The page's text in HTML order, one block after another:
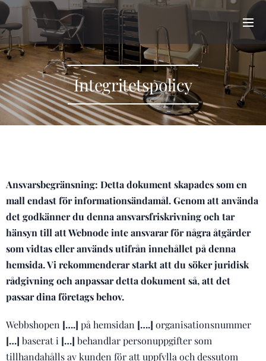
Integritetspolicy
Ansvarsbegränsning: Detta dokument skapades som en
mall endast för informationsändamål. Genom att använda
det godkänner du denna ansvarsfriskrivning och tar
hänsyn till att Webnode inte ansvarar för några åtgärder
som vidtas eller används utifrån innehållet på denna
hemsida. Vi rekommenderar starkt att du söker juridisk
rådgivning och anpassar detta dokument så, att det
passar dina företags behov.
Webbshopen [….] på hemsidan [….] organisationsnummer
[…] baserat i […] behandlar personuppgifter som
tillhandahålls av kunden för att uppfylla och dessutom